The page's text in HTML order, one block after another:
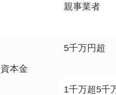
親事業者
資本金
5千万円超
1千万超5千